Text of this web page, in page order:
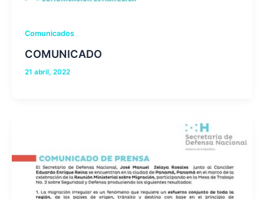
Comunicados
COMUNICADO
21 abril, 2022